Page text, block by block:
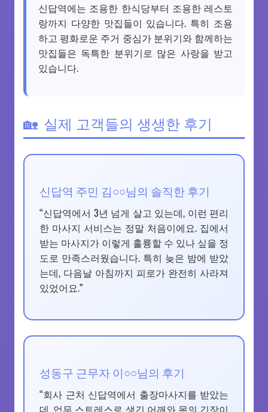
신답역에는 조용한 한식당부터 조용한 레스토
랑까지 다양한 맛집들이 있습니다. 특히 조용
하고 평화로운 주거 중심가 분위기와 함께하는
맛집들은 독특한 분위기로 많은 사랑을 받고
있습니다.
실제 고객들의 생생한 후기
신답역 주민 김○○님의 솔직한 후기
“신답역에서 3년 넘게 살고 있는데, 이런 편리
한 마사지 서비스는 정말 처음이에요. 집에서
받는 마사지가 이렇게 훌륭할 수 있나 싶을 정
도로 만족스러웠습니다. 특히 늦은 밤에 받았
는데, 다음날 아침까지 피로가 완전히 사라져
있었어요.”
성동구 근무자 이○○님의 후기
“회사 근처 신답역에서 출장마사지를 받았는